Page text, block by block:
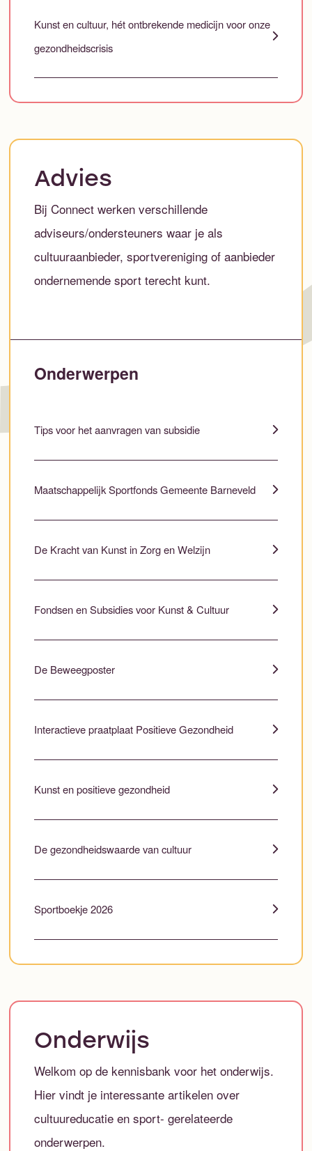
Kunst en cultuur, hét ontbrekende medicijn voor onze
gezondheidscrisis
Advies
Bij Connect werken verschillende
adviseurs/ondersteuners waar je als
cultuuraanbieder, sportvereniging of aanbieder
ondernemende sport terecht kunt.
Onderwerpen
Tips voor het aanvragen van subsidie
Maatschappelijk Sportfonds Gemeente Barneveld
De Kracht van Kunst in Zorg en Welzijn
Fondsen en Subsidies voor Kunst & Cultuur
De Beweegposter
Interactieve praatplaat Positieve Gezondheid
Kunst en positieve gezondheid
De gezondheidswaarde van cultuur
Sportboekje 2026
Onderwijs
Welkom op de kennisbank voor het onderwijs.
Hier vindt je interessante artikelen over
cultuureducatie en sport- gerelateerde
onderwerpen.